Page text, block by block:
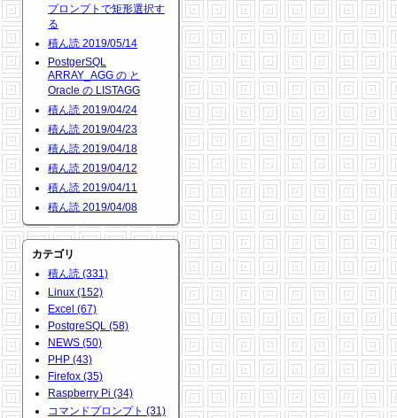
プロンプトで矩形選択す
る
積ん読 2019/05/14
PostgerSQL
ARRAY_AGG の と
Oracle の LISTAGG
積ん読 2019/04/24
積ん読 2019/04/23
積ん読 2019/04/18
積ん読 2019/04/12
積ん読 2019/04/11
積ん読 2019/04/08
カテゴリ
積ん読 (331)
Linux (152)
Excel (67)
PostgreSQL (58)
NEWS (50)
PHP (43)
Firefox (35)
Raspberry Pi (34)
コマンドプロンプト (31)